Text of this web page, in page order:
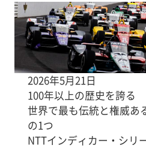
2026年5月21日
100年以上の歴史を誇る
世界で最も伝統と権威あ
の1つ
NTTインディカー・シリ